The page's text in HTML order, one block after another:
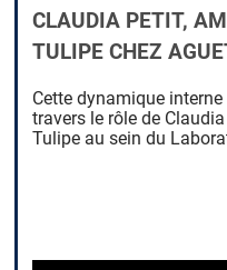
CLAUDIA PETIT,
TULIPE CHEZ
Cette dynamique
travers le rôle de
Tulipe au sein du